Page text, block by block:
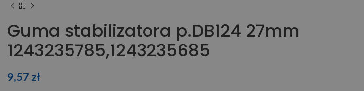
Guma stabilizatora p.DB124 27mm
1243235785,1243235685
9,57 zł